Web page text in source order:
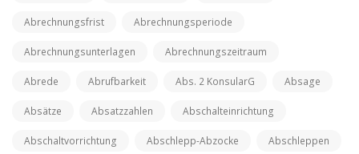
Abrechnungsfrist Abrechnungsperiode
Abrechnungsunterlagen Abrechnungszeitraum
Abrede Abrufbarkeit Abs. 2 KonsularG Absage
Absätze Absatzzahlen Abschalteinrichtung
Abschaltvorrichtung Abschlepp-Abzocke Abschleppen